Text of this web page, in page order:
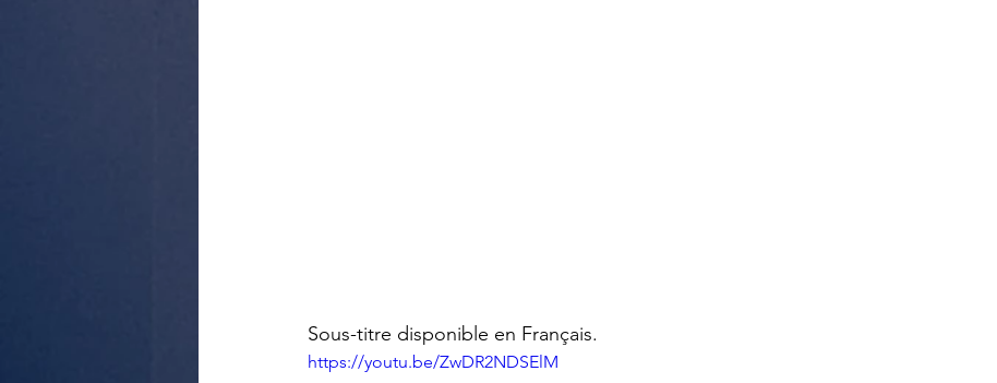
Sous-titre disponible en Français.
https://youtu.be/ZwDR2NDSElM